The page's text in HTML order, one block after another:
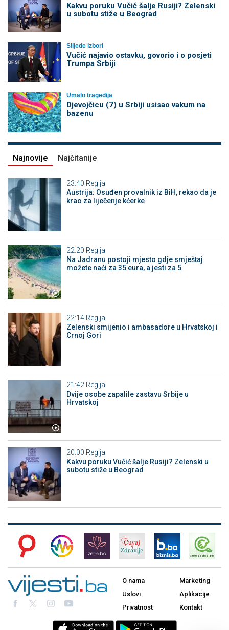
Kakvu poruku Vučić šalje Rusiji? Zelenski
u subotu stiže u Beograd
Slijede izbori
Vučić najavio ostavku, govorio i o posjeti
Trumpa Srbiji
Umalo tragedija
Djevojčicu (7) u Srbiji usisao vakum na
bazenu
Najnovije Najčitanije
23:40 Regija
Austrija: Osuđen provalnik iz BiH, rekao da je
krao za liječenje kćerke
22:20 Regija
Na Jadranu postoji mjesto gdje smještaj
možete naći za 35 eura, a jesti za 5
22:14 Regija
Zelenski smijenio i ambasadore u Hrvatskoj i
Crnoj Gori
21:42 Regija
Dvije osobe zapalile zastavu Srbije u
Hrvatskoj
20:00 Regija
Kakvu poruku Vučić šalje Rusiji? Zelenski u
subotu stiže u Beograd
O nama
Uslovi
Privatnost
Marketing
Aplikacije
Kontakt